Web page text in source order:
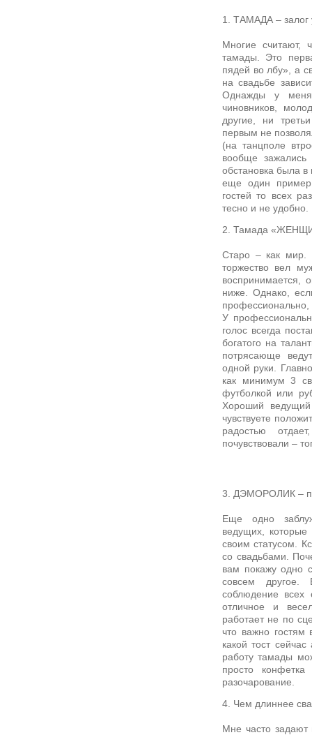
1. ТАМАДА – залог
Многие считают,
тамады. Это
пядей во лбу», а
на свадьбе
Однажды у меня
чиновников,
другие, ни
первым не
(на танцполе
вообще зажались
обстановка была
еще один
гостей то всех
тесно и не удобно.
2. Тамада
Старо – как мир.
торжество вел
воспринимается,
ниже. Однако,
профессионально,
У
голос всегда
богатого на
потрясающе
одной руки.
как минимум 3
футболкой или
Хороший
чувствуете
радостью
почувствовали –
3. ДЭМОРОЛИК –
Еще одно
ведущих,
своим статусом.
со свадьбами.
вам покажу одно
совсем другое.
соблюдение всех
отличное и
работает не по
что важно гостям
какой тост
работу тамады
просто
разочарование.
4. Чем длиннее
Мне часто задают